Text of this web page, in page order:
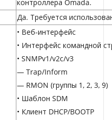
контроллера Omada.
Да. Требуется
• Веб-интерфейс
• Интерфейс командной
• SNMPv1/v2c/v3
— Trap/Inform
— RMON (группы 1, 2, 3, 9)
• Шаблон SDM
• Клиент DHCP/BOOTP